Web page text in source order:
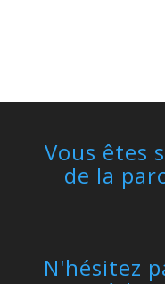
Vous êtes
de la
N'hésitez